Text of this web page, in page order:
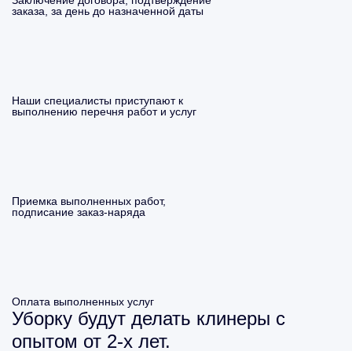
заказа, за день до назначенной даты
Наши специалисты приступают к
выполнению перечня работ и услуг
Приемка выполненных работ,
подписание заказ-наряда
Оплата выполненных услуг
Уборку будут делать клинеры с
опытом от 2-х лет.